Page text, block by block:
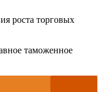
роста торговых
таможенное